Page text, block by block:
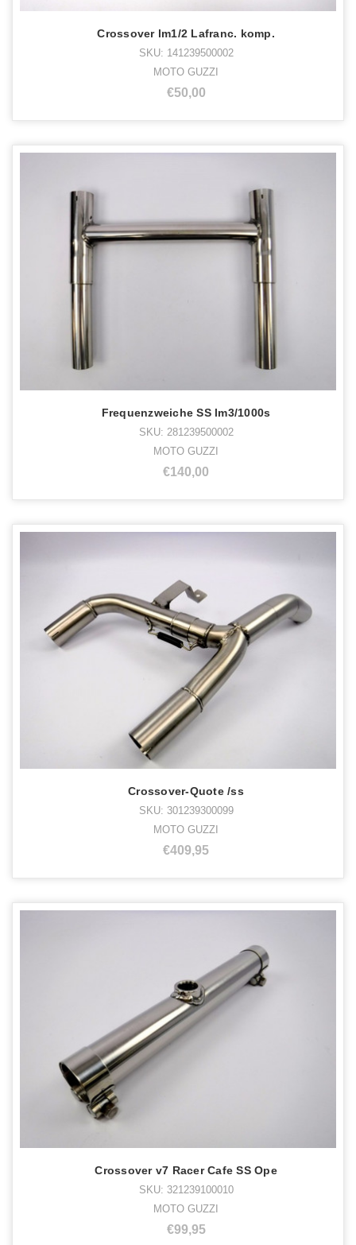
Crossover lm1/2 Lafranc. komp.
SKU: 141239500002
MOTO GUZZI
€50,00
Frequenzweiche SS lm3/1000s
SKU: 281239500002
MOTO GUZZI
€140,00
Crossover-Quote /ss
SKU: 301239300099
MOTO GUZZI
€409,95
Crossover v7 Racer Cafe SS Ope
SKU: 321239100010
MOTO GUZZI
€99,95